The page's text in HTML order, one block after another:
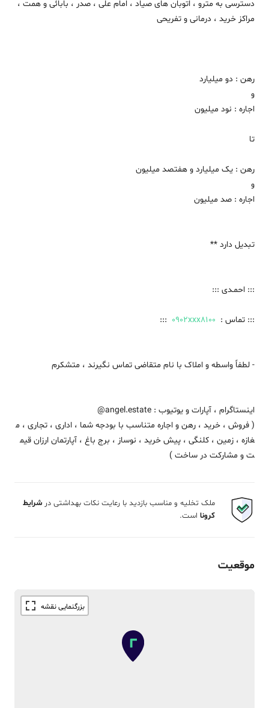
دسترسی به مترو ، اتوبان های صیاد ، امام علی ، صدر ، بابائی و همت ،
مراکز خرید ، درمانی و تفریحی
رهن : دو‌ میلیارد
و
اجاره : نود میلیون
تا
رهن : یک میلیارد و هفتصد میلیون
و
اجاره : صد میلیون
تبدیل دارد **
::: احمـدی :::
::: تماس : 0902xxx8100
:::
- لطفاً واسطه و املاک با نام متقاضی تماس نگیرند ، متشکرم
اینستاگرام ، آپارات و یوتیوب : angel.estate@
( فروش ، خرید ، رهن و اجاره متناسب با بودجه شما ، اداری ، تجاری ، م
غازه ، زمین ، کلنگی ، پیش خرید ، نوساز ، برج باغ ، آپارتمان ارزان قیم
ت و مشارکت در ساخت )
ملک تخلیه و مناسب بازدید با رعایت نکات بهداشتی در شرایط
کرونا است.
موقعیت